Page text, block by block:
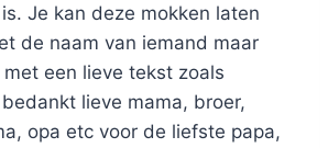
Je kan deze mokken laten
de naam van iemand maar
een lieve tekst zoals
lieve mama, broer,
opa etc voor de liefste papa,